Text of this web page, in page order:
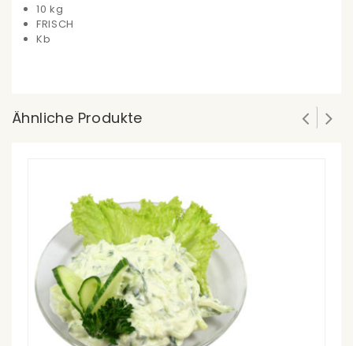
10 kg
FRISCH
Kb
Ähnliche Produkte